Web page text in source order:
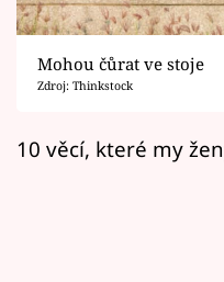
Sledujte prima+
Filmový festival
Mohou čůrat ve stoje
Zdroj: Thinkstock
10 věcí, které my